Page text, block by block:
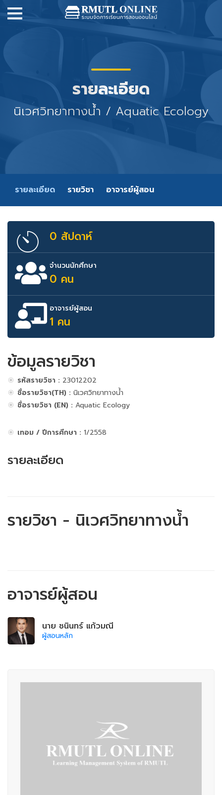
รายละเอียด
นิเวศวิทยาทางน้ำ / Aquatic Ecology
รายละเอียด รายวิชา อาจารย์ผู้สอน
0 สัปดาห์
จำนวนนักศึกษา
0 คน
อาจารย์ผู้สอน
1 คน
ข้อมูลรายวิชา
รหัสรายวิชา : 23012202
ชื่อรายวิชา(TH) : นิเวศวิทยาทางน้ำ
ชื่อรายวิชา (EN) : Aquatic Ecology
เทอม / ปีการศึกษา : 1/2558
รายละเอียด
รายวิชา - นิเวศวิทยาทางน้ำ
อาจารย์ผู้สอน
นาย ชนินทร์ แก้วมณี
ผู้สอนหลัก